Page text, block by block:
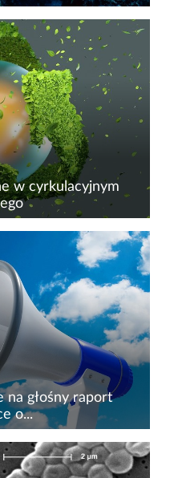
w oceanach
ponad 4,85 bilionów
z tworzyw
w
na swoje...
w cyrkulacyjnym
zmianom
tylko kwestii
energetyką
częściej podejmuje
innych...
na głośny raport
o...
zaniepokojony